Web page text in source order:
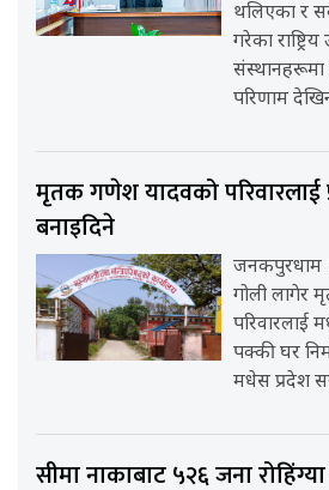
थलिएका र
गरेका
संस्थानहरूमा
परिणाम
मृतक गणेश यादवको परिवारलाई
बनाइदिने
जनकपुरधाम
गोली लागेर
परिवारलाई
पक्की घर
मधेस प्रदेश
सीमा नाकाबाट ५२६ जना